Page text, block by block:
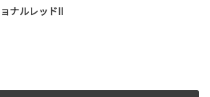
ナルレッドII